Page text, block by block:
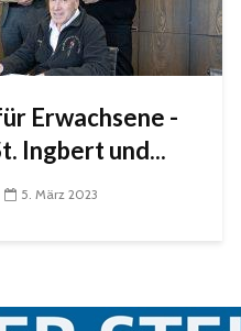
Erwachsene -
Ingbert und...
5. März 2023